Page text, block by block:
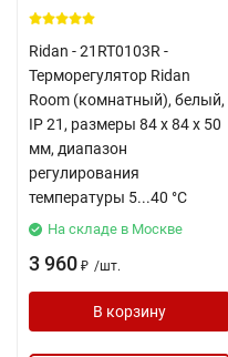
Ridan - 21RT0103R -
Терморегулятор Ridan
Room (комнатный), белый,
IP 21, размеры 84 x 84 x 50
мм, диапазон
регулирования
температуры 5...40 °С
На складе в Москве
3 960 ₽ /шт.
В корзину